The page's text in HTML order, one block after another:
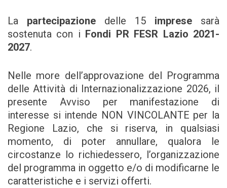
La partecipazione delle 15 imprese sarà
sostenuta con i Fondi PR FESR Lazio 2021-
2027.
Nelle more dell’approvazione del Programma
delle Attività di Internazionalizzazione 2026, il
presente Avviso per manifestazione di
interesse si intende NON VINCOLANTE per la
Regione Lazio, che si riserva, in qualsiasi
momento, di poter annullare, qualora le
circostanze lo richiedessero, l’organizzazione
del programma in oggetto e/o di modificarne le
caratteristiche e i servizi offerti.